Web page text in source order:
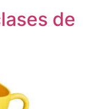
de